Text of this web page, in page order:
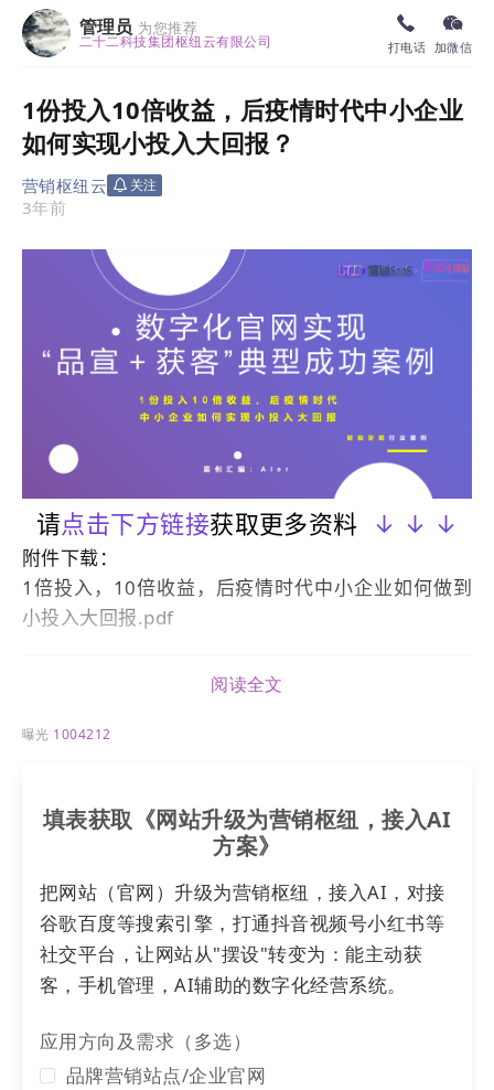
管理员 为您推荐
二十二科技集团枢纽云有限公司 打电话 加微信
1份投入10倍收益，后疫情时代中小企业
如何实现小投入大回报？
营销枢纽云 关注
3年前
请点击下方链接获取更多资料 ↓ ↓ ↓
附件下载：
1倍投入，10倍收益，后疫情时代中小企业如何做到
小投入大回报.pdf
阅读全文
曝光 1004212
填表获取《网站升级为营销枢纽，接入AI
方案》
把网站（官网）升级为营销枢纽，接入AI，对接
谷歌百度等搜索引擎，打通抖音视频号小红书等
社交平台，让网站从"摆设"转变为：能主动获
客，手机管理，AI辅助的数字化经营系统。
应用方向及需求（多选）
品牌营销站点/企业官网